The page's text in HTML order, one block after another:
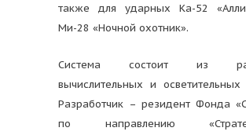
также для ударных Ка-52
Ми-28 «Ночной охотник».
Система состоит из
вычислительных и осветительных
Разработчик – резидент Фонда
по направлению